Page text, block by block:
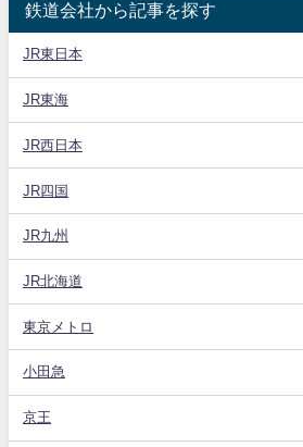
鉄道会社から記事を探す
JR東日本
JR東海
JR西日本
JR四国
JR九州
JR北海道
東京メトロ
小田急
京王